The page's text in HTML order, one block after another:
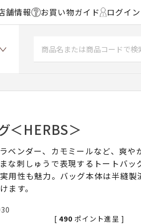
舗情報 お買い物ガイド ログイ
＜HERBS＞
ベンダー、カモミールなど、爽や
な刺しゅうで表現するトートバッ
用性も魅力。バッグ本体は半縫製
ます。
[ 490 ポイント進呈 ]